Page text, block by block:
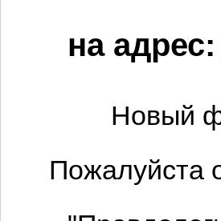
на адрес:
Новый
Пожалуйста